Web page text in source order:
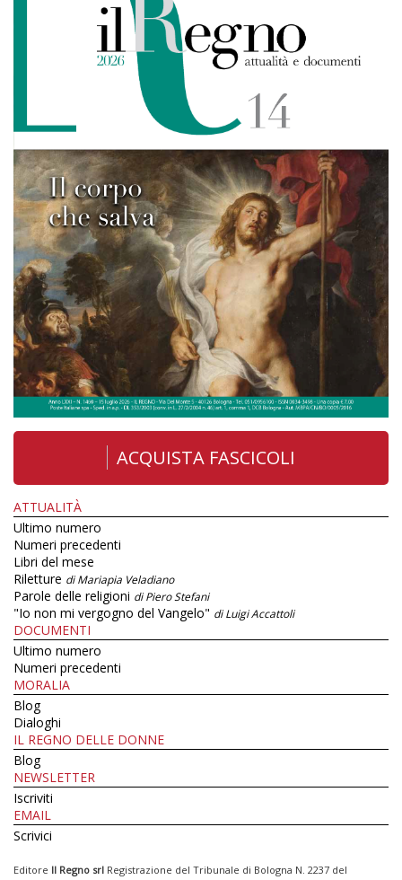
ACQUISTA FASCICOLI
ATTUALITÀ
Ultimo numero
Numeri precedenti
Libri del mese
Riletture di Mariapia Veladiano
Parole delle religioni di Piero Stefani
"Io non mi vergogno del Vangelo" di Luigi Accattoli
DOCUMENTI
Ultimo numero
Numeri precedenti
MORALIA
Blog
Dialoghi
IL REGNO DELLE DONNE
Blog
NEWSLETTER
Iscriviti
EMAIL
Scrivici
Editore Il Regno srl Registrazione del Tribunale di Bologna N. 2237 del